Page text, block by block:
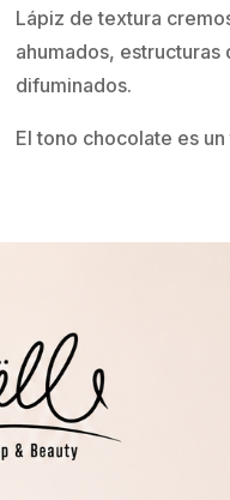
Lápiz de textura
ahumados,
difuminados.
El tono chocolate es
Mehron E.Y.E Liner pencil cantidad